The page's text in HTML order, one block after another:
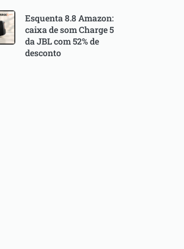
Esquenta 8.8 Amazon:
caixa de som Charge 5
da JBL com 52% de
desconto